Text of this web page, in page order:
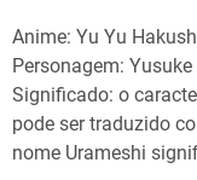
Anime: Yu Yu
Personagem:
Significado: o
pode ser traduzido
nome Urameshi